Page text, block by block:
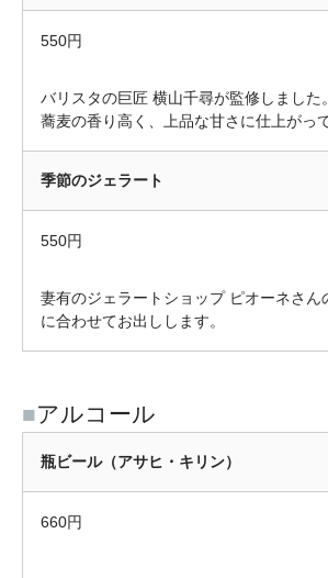
550円
バリスタの巨匠 横山千尋が監修しました。
蕎麦の香り高く、上品な甘さに仕上がっ
季節のジェラート
550円
妻有のジェラートショップ ピオーネさん
に合わせてお出しします。
■アルコール
瓶ビール（アサヒ・キリン）
660円